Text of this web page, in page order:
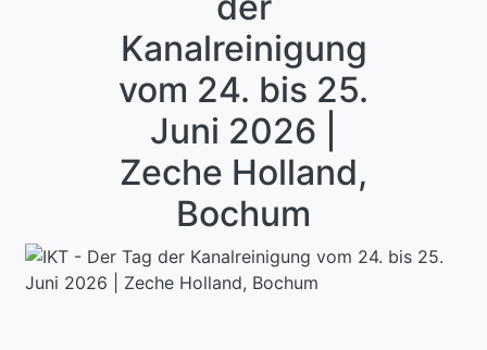
Kanalreinigung
vom 24. bis 25.
Juni 2026 |
Zeche Holland,
Bochum